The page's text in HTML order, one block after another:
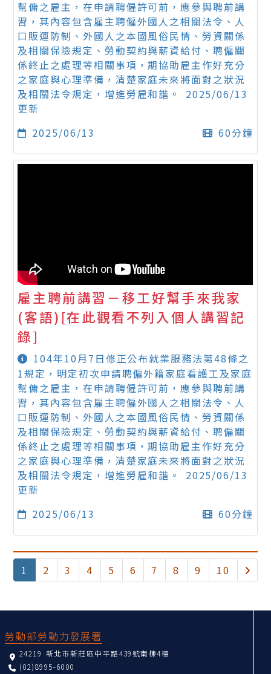
幫傭之雇主，在申請聘僱許可前，應參與聘前講
習，其內容包含雇主聘僱外國人之相關法令、人
口販運防制、外國人之本國風俗民情、勞資關係
及相關保險規定、勞動契約與薪資給付、聘僱關
係終止之處理等相關事項，期協助雇主作好充分
之家庭與心理準備，清楚家庭未來將面對之狀況
及相關法令規定，增進勞雇和諧。 2025/06/13
更新
2025/06/13
60分鐘
雇主聘前講習－移工好幫手來我家
(客語)[在此觀看不列入個人講習記
錄]
104年10月7日修正公布就業服務法第48條之
1規定，明定初次申請聘僱外籍家庭看護工及家庭
幫傭之雇主，在申請聘僱許可前，應參與聘前講
習，其內容包含雇主聘僱外國人之相關法令、人
口販運防制、外國人之本國風俗民情、勞資關係
及相關保險規定、勞動契約與薪資給付、聘僱關
係終止之處理等相關事項，期協助雇主作好充分
之家庭與心理準備，清楚家庭未來將面對之狀況
及相關法令規定，增進勞雇和諧。 2025/06/13
更新
2025/06/13
60分鐘
1 (current)
2 3 4 5 6 7 8 9 10 下
勞動部勞動力發展署
24219 新北市新莊區中平路439號南棟4樓
(02)8995-6000